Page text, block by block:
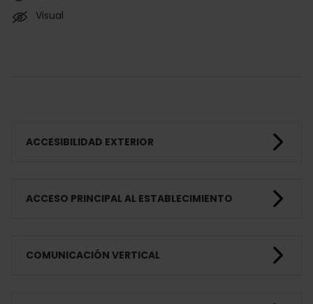
Visual
ACCESIBILIDAD EXTERIOR
ACCESO PRINCIPAL AL ESTABLECIMIENTO
COMUNICACIÓN VERTICAL